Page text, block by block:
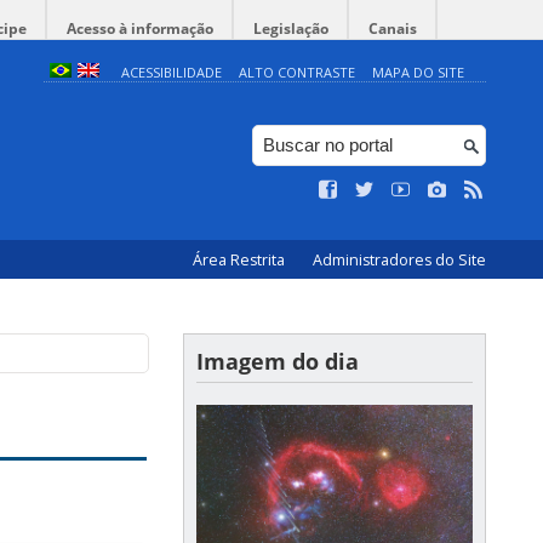
Acesso à informação Legislação Canais
ACESSIBILIDADE ALTO CONTRASTE MAPA DO SITE
Área Restrita Administradores do Site
Imagem do dia